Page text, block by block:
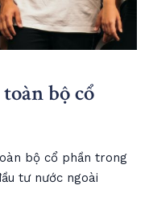
bộ cổ
bộ cổ phần trong
tư nước ngoài